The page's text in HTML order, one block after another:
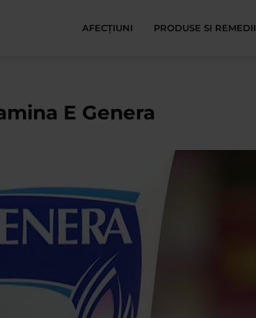
AFECŢIUNI PRODUSE SI REMEDII
E Genera